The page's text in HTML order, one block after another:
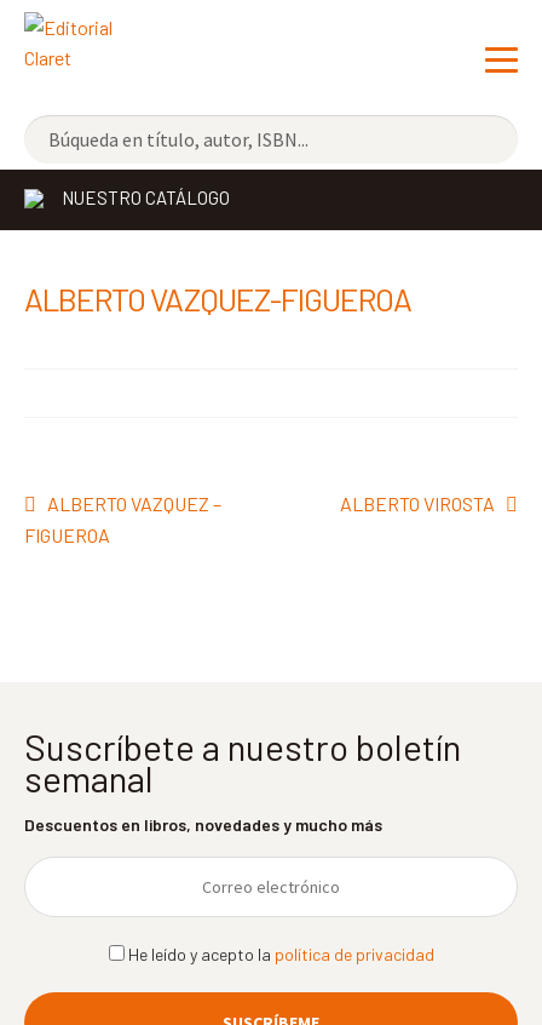
NOVEDADES
LOS MÁS VENDIDOS
NUESTRO CATÁLOGO
ALBERTO VAZQUEZ-FIGUEROA
Navegación
de
Anterior:
ALBERTO VAZQUEZ –
FIGUEROA
Siguiente:
ALBERTO VIROSTA
Suscríbete a nuestro boletín
semanal
Descuentos en libros, novedades y mucho más
He leído y acepto la política de privacidad